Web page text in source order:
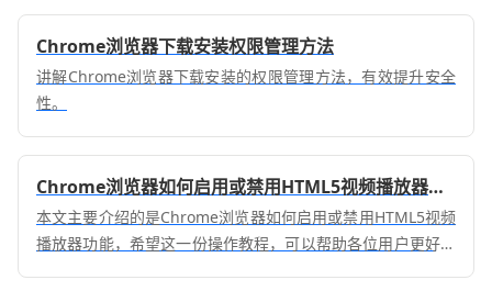
Chrome浏览器下载安装权限管理方法
讲解Chrome浏览器下载安装的权限管理方法，有效提升安全
性。
Chrome浏览器如何启用或禁用HTML5视频播放器功能
本文主要介绍的是Chrome浏览器如何启用或禁用HTML5视频
播放器功能，希望这一份操作教程，可以帮助各位用户更好地